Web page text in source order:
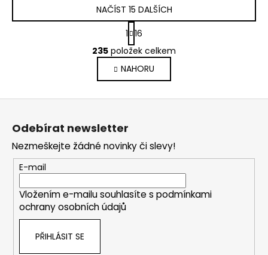
O
v
l
á
d
p
r
v
k
y
NAČÍST 15 DALŠÍCH
S
t
r
á
n
k
1 16
235 položek celkem
NAHORU
Z
Odebírat newsletter
Nezmeškejte žádné novinky či slevy!
E-mail
Vložením e-mailu souhlasíte s podmínkami
ochrany osobních údajů
PŘIHLÁSIT SE